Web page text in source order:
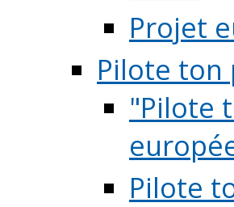
Projet
Pilote ton
"Pilote
Pilote